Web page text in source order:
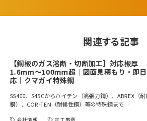
関連する記事
【鋼板のガス溶断・切断加工】対応板厚
1.6mm～100mm超｜図面見積もり・即
応｜クマガイ特殊鋼
SS400、S45Cからハイテン（高張力鋼）、ABREX（
鋼）、COR-TEN（耐候性鋼）等の特殊鋼まで…
会社情報 加工事例